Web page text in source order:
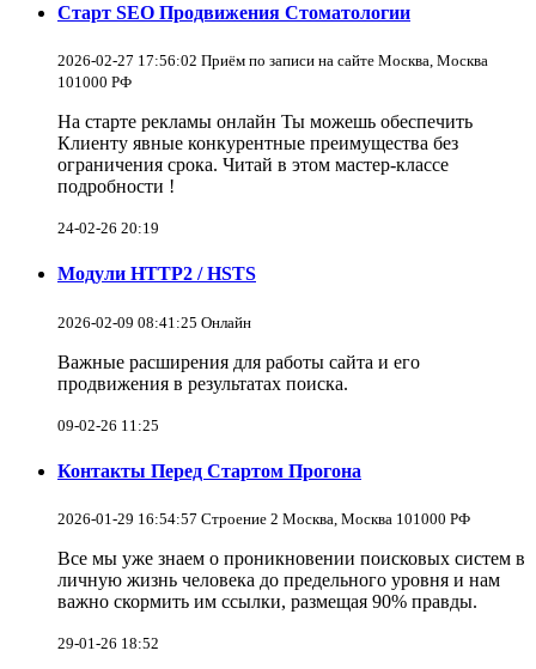
Старт SEO Продвижения Стоматологии
2026-02-27 17:56:02 Приём по записи на сайте Москва, Москва
101000 РФ
На старте рекламы онлайн Ты можешь обеспечить
Клиенту явные конкурентные преимущества без
ограничения срока. Читай в этом мастер-классе
подробности !
24-02-26 20:19
Модули HTTP2 / HSTS
2026-02-09 08:41:25 Онлайн
Важные расширения для работы сайта и его
продвижения в результатах поиска.
09-02-26 11:25
Контакты Перед Стартом Прогона
2026-01-29 16:54:57 Строение 2 Москва, Москва 101000 РФ
Все мы уже знаем о проникновении поисковых систем в
личную жизнь человека до предельного уровня и нам
важно скормить им ссылки, размещая 90% правды.
29-01-26 18:52